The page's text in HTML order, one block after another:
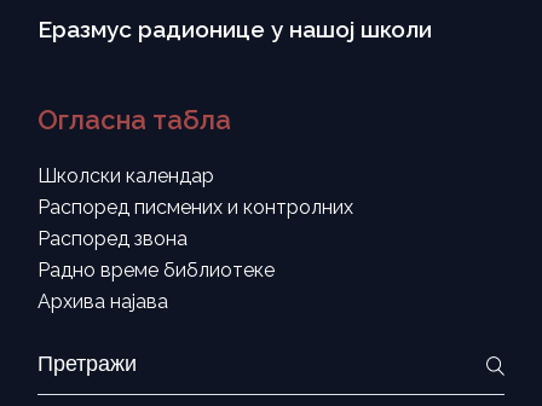
Еразмус радионице у нашој школи
Огласна табла
Школски календар
Распоред писмених и контролних
Распоред звона
Радно време библиотеке
Архива најава
Search
for: